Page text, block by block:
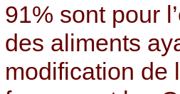
91% sont pour
des aliments
modification de